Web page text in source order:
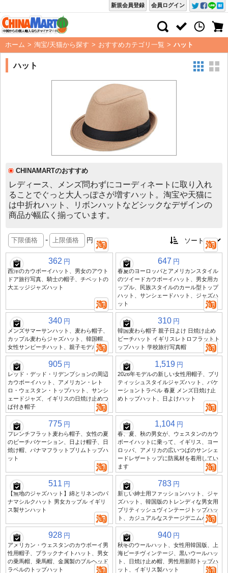
会員ログイン
新規会員登録
ホーム > 淘宝/天猫から探す > おすすめカテゴリ一覧 > ハット
ハット
CHINAMARTのおすすめ
レディース、メンズ問わずにコーディネートに取り入れ
ることでぐっと大人っぽさが増すハット。淘宝や天猫に
は中折れハット、リボンハットなどシックなデザインの
商品が幅広く揃っています。
- 円
362 円
西洋のカウボーイハット、男女のアウト
ドア旅行写真、騎士の帽子、チベットの
大エッジジャズハット
647 円
春夏のヨーロッパとアメリカンスタイル
のツイードカウボーイハット、男女用カ
ップル、民族スタイルのカール型トップ
ハット、サンシェードハット、ジャズハ
ット
340 円
メンズサマーサンハット、麦わら帽子、
カップル麦わらジャズハット、韓国帽、
女性サンビーチハット、親子モデル
310 円
韓国麦わら帽子 親子日よけ 日焼け止め
ビーチハット イギリスレトロフラットト
ップハット 学校旅行写真帽
905 円
レッド・デッド・リデンプションの周辺
カウボーイハット、アメリカン・レト
ロ・ウェスタン・トップハット、サンシ
ェードジャズ、イギリスの日焼け止めつ
ば付き帽子
1,519 円
2026年モデルの新しい女性用帽子、ブリ
ティッシュスタイルジャズハット、バケ
ーショントラベル 春夏 メンズ日焼け止
めトップハット、日よけハット
775 円
フレンチフラット麦わら帽子、女性の夏
のビーチバケーション、日よけ帽子、日
焼け帽、パナマフラットブリムトップハ
ット
1,104 円
春、夏、秋の男女が、ウェスタンのカウ
ボーイハットに乗って、イギリス、ヨー
ロッパ、アメリカの広いつばのサンシェ
ードレザートップに防風材を着用してい
ます
511 円
【無地のジャズハット】綿とリネンのパ
ナマシルクハット 男女カップル イギリ
ス製サンハット
783 円
新しい紳士用ファッションハット、ジャ
ズハット、韓国版のトレンディな男女用
ブリティッシュヴィンテージトップハッ
ト、カジュアルなステージデニムハット
928 円
アメリカン・ウェスタンのカウボーイ男
性用帽子、ブラックナイトハット、男女
の乗馬帽、乗馬帽、金属製のブルヘッド
ラベルのトップハット
940 円
秋冬のウールハット、女性用韓国版、上
海ビーチヴィンテージ、黒いウールハッ
ト、日焼け止め帽、男性用新郎トップハ
ット、イギリス製ハット